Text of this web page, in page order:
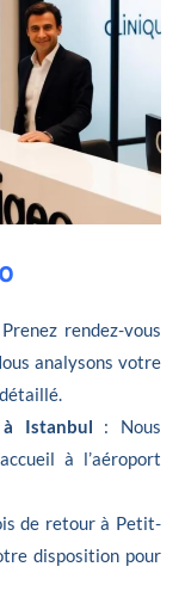
rendez-vous
analysons votre
Istanbul : Nous
à l’aéroport
de retour à Petit-
disposition pour